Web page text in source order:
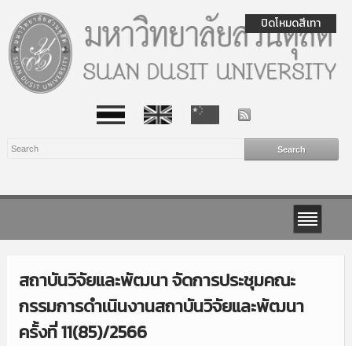
สถาบันวิจัยและพัฒนา จัดการประชุมคณะ
กรรมการดำเนินงานสถาบันวิจัยและพัฒนา
ครั้งที่ 11(85)/2566
ปิดโหมดสีเทา